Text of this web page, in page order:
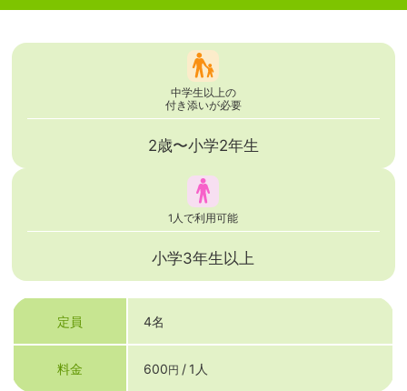
中学生以上の
付き添いが必要
2歳〜小学2年生
1人で利用可能
小学3年生以上
定員 4名
料金 600円 / 1人